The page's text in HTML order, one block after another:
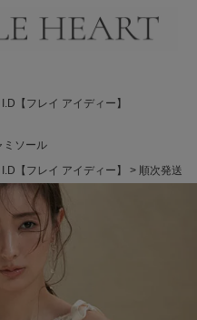
I.D【フレイ アイディー】
ミソール
I.D【フレイ アイディー】 順次発送